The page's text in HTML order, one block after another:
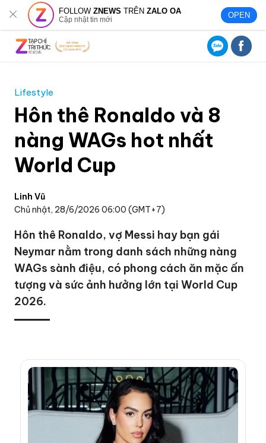
FOLLOWZNEWS TRÊNZALO OA
Cập nhật tin mới OPEN
Lifestyle
Hôn thê Ronaldo và 8
nàng WAGs hot nhất
World Cup
Linh Vũ
Chủ nhật, 28/6/2026 06:00 (GMT+7)
Hôn thê Ronaldo, vợ Messi hay bạn gái
Neymar nằm trong danh sách những nàng
WAGs sành điệu, có phong cách ăn mặc ấn
tượng và sức ảnh hưởng lớn tại World Cup
2026.